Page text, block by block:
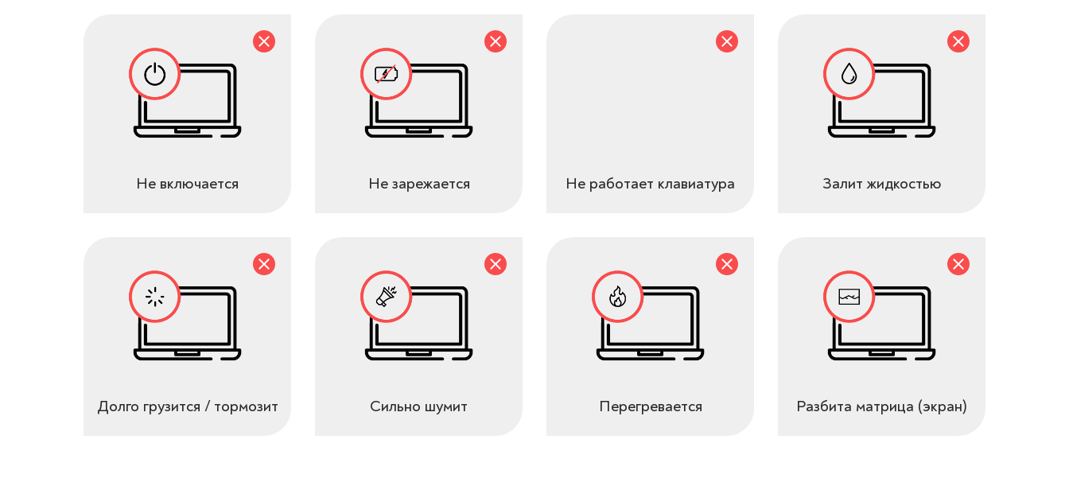
Не включается Не зарежается Не работает клавиатура Залит жидкостью
Долго грузится / тормозит Сильно шумит Перегревается Разбита матрица (экран)